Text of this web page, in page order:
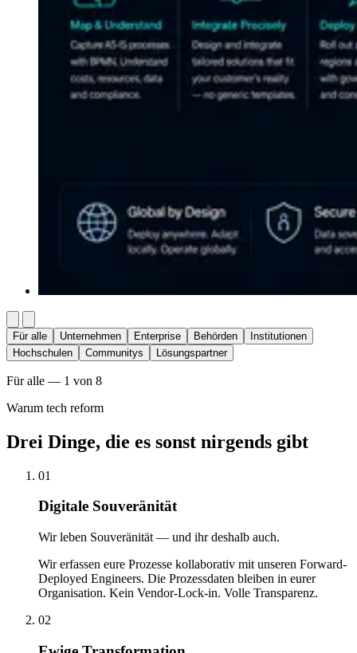
Für alle Unternehmen Enterprise Behörden
Institutionen
Hochschulen
Communitys Lösungspartner
Für alle — 1 von 8
Warum tech reform
Drei Dinge, die es sonst nirgends gibt
01
Digitale Souveränität
Wir leben Souveränität — und ihr deshalb auch.
Wir erfassen eure Prozesse kollaborativ mit unseren Forward-
Deployed Engineers. Die Prozessdaten bleiben in eurer
Organisation. Kein Vendor-Lock-in. Volle Transparenz.
02